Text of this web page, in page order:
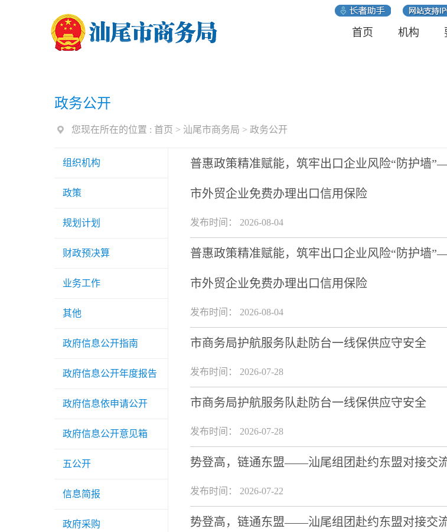
首页 机构
政务公开
您现在所在的位置 : 首页 > 汕尾市商务局 > 政务公开
组织机构
政策
规划计划
财政预决算
业务工作
其他
政府信息公开指南
政府信息公开年度报告
政府信息依申请公开
政府信息公开意见箱
五公开
信息简报
政府采购
普惠政策精准赋能，筑牢出口企业风险“防护墙
市外贸企业免费办理出口信用保险
发布时间： 2026-08-04
普惠政策精准赋能，筑牢出口企业风险“防护墙
市外贸企业免费办理出口信用保险
发布时间： 2026-08-04
市商务局护航服务队赴防台一线保供应守安全
发布时间： 2026-07-28
市商务局护航服务队赴防台一线保供应守安全
发布时间： 2026-07-28
势登高，链通东盟——汕尾组团赴约东盟对接交
发布时间： 2026-07-22
势登高，链通东盟——汕尾组团赴约东盟对接交